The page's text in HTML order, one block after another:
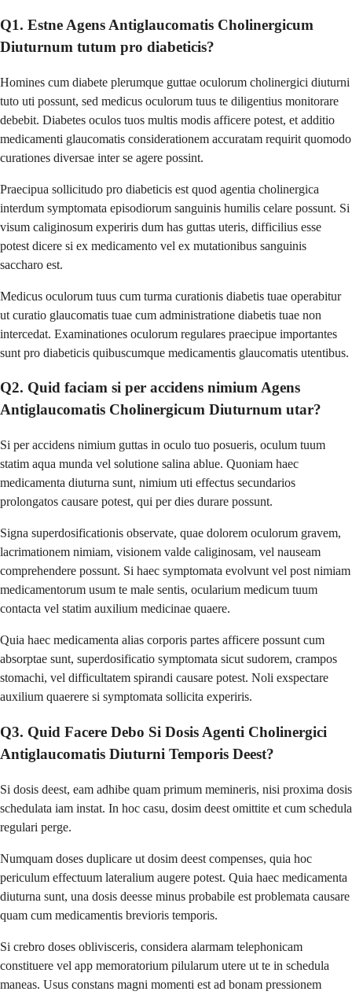
Q1. Estne Agens Antiglaucomatis Cholinergicum
Diuturnum tutum pro diabeticis?
Homines cum diabete plerumque guttae oculorum cholinergici diuturni
tuto uti possunt, sed medicus oculorum tuus te diligentius monitorare
debebit. Diabetes oculos tuos multis modis afficere potest, et additio
medicamenti glaucomatis considerationem accuratam requirit quomodo
curationes diversae inter se agere possint.
Praecipua sollicitudo pro diabeticis est quod agentia cholinergica
interdum symptomata episodiorum sanguinis humilis celare possunt. Si
visum caliginosum experiris dum has guttas uteris, difficilius esse
potest dicere si ex medicamento vel ex mutationibus sanguinis
saccharo est.
Medicus oculorum tuus cum turma curationis diabetis tuae operabitur
ut curatio glaucomatis tuae cum administratione diabetis tuae non
intercedat. Examinationes oculorum regulares praecipue importantes
sunt pro diabeticis quibuscumque medicamentis glaucomatis utentibus.
Q2. Quid faciam si per accidens nimium Agens
Antiglaucomatis Cholinergicum Diuturnum utar?
Si per accidens nimium guttas in oculo tuo posueris, oculum tuum
statim aqua munda vel solutione salina ablue. Quoniam haec
medicamenta diuturna sunt, nimium uti effectus secundarios
prolongatos causare potest, qui per dies durare possunt.
Signa superdosificationis observate, quae dolorem oculorum gravem,
lacrimationem nimiam, visionem valde caliginosam, vel nauseam
comprehendere possunt. Si haec symptomata evolvunt vel post nimiam
medicamentorum usum te male sentis, ocularium medicum tuum
contacta vel statim auxilium medicinae quaere.
Quia haec medicamenta alias corporis partes afficere possunt cum
absorptae sunt, superdosificatio symptomata sicut sudorem, crampos
stomachi, vel difficultatem spirandi causare potest. Noli exspectare
auxilium quaerere si symptomata sollicita experiris.
Q3. Quid Facere Debo Si Dosis Agenti Cholinergici
Antiglaucomatis Diuturni Temporis Deest?
Si dosis deest, eam adhibe quam primum memineris, nisi proxima dosis
schedulata iam instat. In hoc casu, dosim deest omittite et cum schedula
regulari perge.
Numquam doses duplicare ut dosim deest compenses, quia hoc
periculum effectuum lateralium augere potest. Quia haec medicamenta
diuturna sunt, una dosis deesse minus probabile est problemata causare
quam cum medicamentis brevioris temporis.
Si crebro doses oblivisceris, considera alarmam telephonicam
constituere vel app memoratorium pilularum utere ut te in schedula
maneas. Usus constans magni momenti est ad bonam pressionem